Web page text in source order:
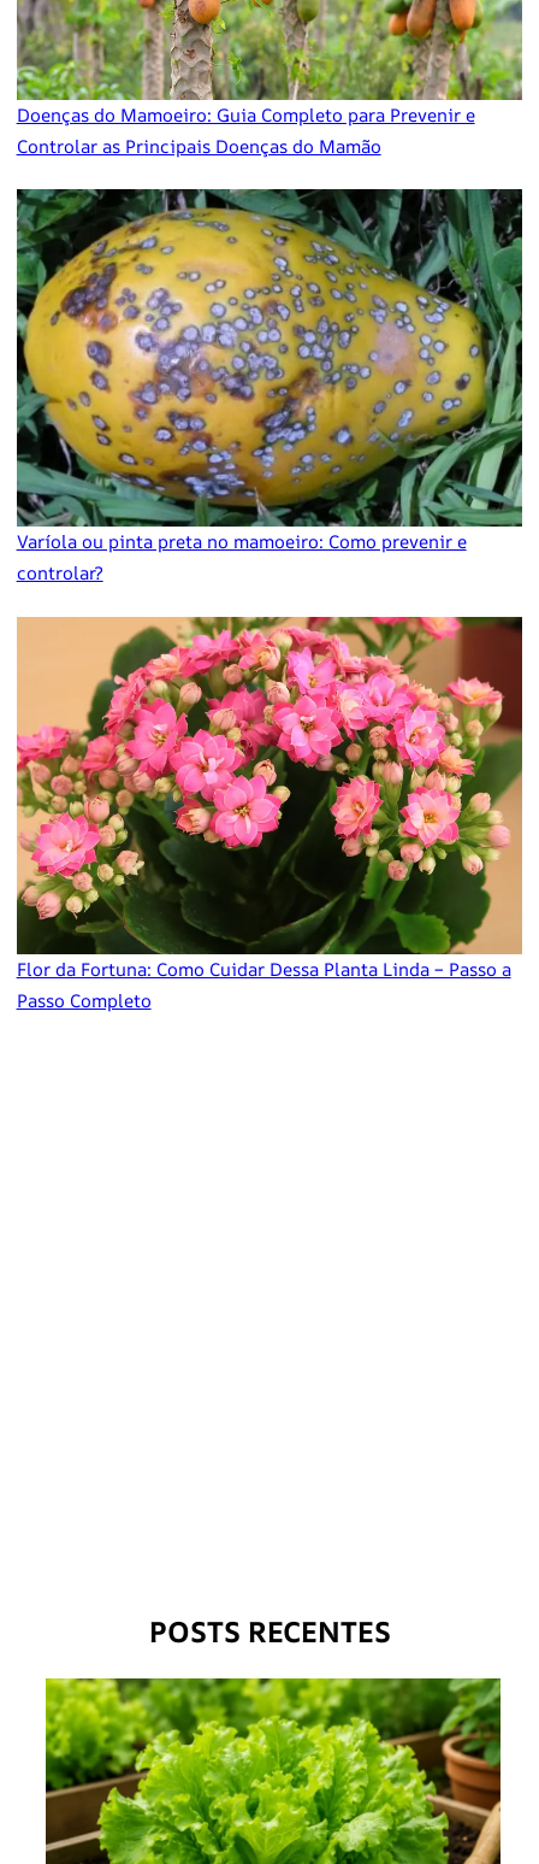
Doenças do Mamoeiro: Guia Completo para Prevenir e
Controlar as Principais Doenças do Mamão
Varíola ou pinta preta no mamoeiro: Como prevenir e
controlar?
Flor da Fortuna: Como Cuidar Dessa Planta Linda – Passo a
Passo Completo
POSTS RECENTES